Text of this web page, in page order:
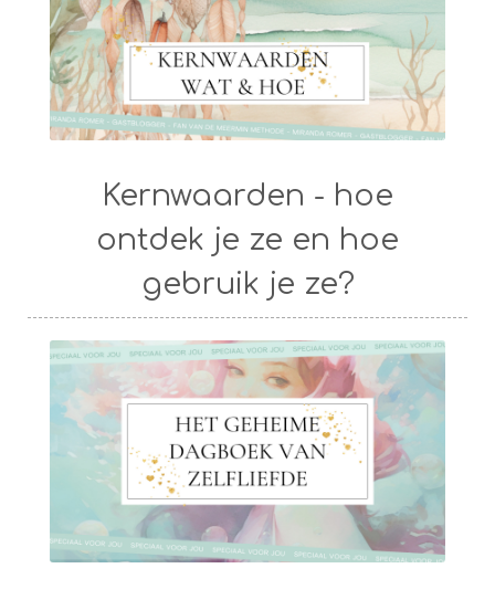
Kernwaarden - hoe
ontdek je ze en hoe
gebruik je ze?